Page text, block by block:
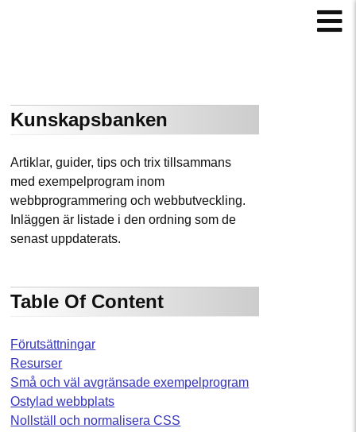
Kunskapsbanken
Artiklar, guider, tips och trix tillsammans
med exempelprogram inom
webbprogrammering och webbutveckling.
Inläggen är listade i den ordning som de
senast uppdaterats.
Table Of Content
Förutsättningar
Resurser
Små och väl avgränsade exempelprogram
Ostylad webbplats
Nollställ och normalisera CSS